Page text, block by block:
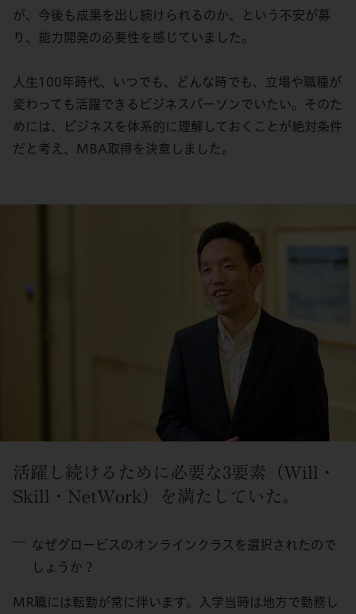
が、今後も成果を出し続けられるのか、という不安が募
り、能力開発の必要性を感じていました。
人生100年時代、いつでも、どんな時でも、立場や職種が
変わっても活躍できるビジネスパーソンでいたい。そのた
めには、ビジネスを体系的に理解しておくことが絶対条件
だと考え、MBA取得を決意しました。
活躍し続けるために必要な3要素（Will・
Skill・NetWork）を満たしていた。
なぜグロービスのオンラインクラスを選択されたので
しょうか？
MR職には転勤が常に伴います。入学当時は地方で勤務し